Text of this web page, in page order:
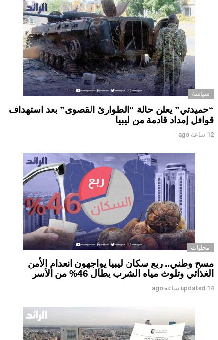
سياسة
“حميدتي” يعلن حالة “الطوارئ القصوى” بعد استهداف
قوافل إمداد قادمة من ليبيا
12 ساعة ago
محليات
مسح وطني.. ربع سكان ليبيا يواجهون انعدام الأمن
الغذائي وتلوث مياه الشرب يطال 46% من الأسر
updated 14 ساعة ago